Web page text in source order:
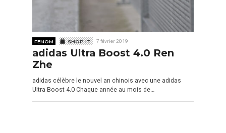
FENOM SHOP IT 7 février 2019
adidas Ultra Boost 4.0 Ren
Zhe
adidas célèbre le nouvel an chinois avec une adidas
Ultra Boost 4.0 Chaque année au mois de…